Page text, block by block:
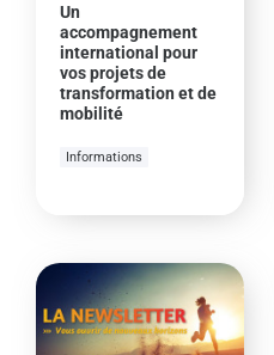
Un
accompagnement
international pour
vos projets de
transformation et de
mobilité
Informations